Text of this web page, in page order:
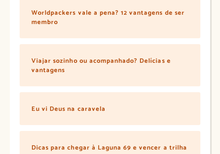
Worldpackers vale a pena? 12 vantagens de ser
membro
Viajar sozinho ou acompanhado? Delícias e
vantagens
Eu vi Deus na caravela
Dicas para chegar à Laguna 69 e vencer a trilha